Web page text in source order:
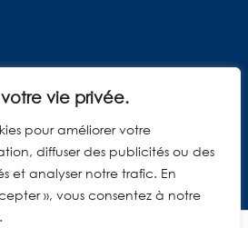
vie privée.
pour améliorer votre
diffuser des publicités ou des
et analyser notre trafic. En
», vous consentez à notre